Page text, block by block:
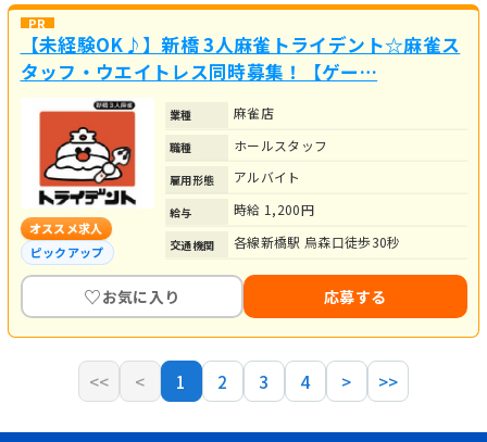
【未経験OK♪】新橋 3人麻雀トライデント☆麻雀ス
タッフ・ウエイトレス同時募集！【ゲー…
オススメ求人
ピックアップ
業種 麻雀店
職種 ホールスタッフ
雇用形態 アルバイト
給与 時給 1,200円
交通機関 各線新橋駅 烏森口徒歩30秒
♡お気に入り 応募する
<< < 1 2 3 4 > >>